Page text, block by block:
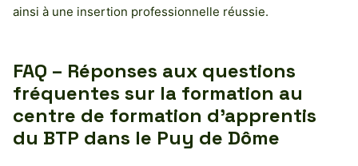
ainsi à une insertion professionnelle réussie.
FAQ – Réponses aux questions
fréquentes sur la formation au
centre de formation d’apprentis
du BTP dans le Puy de Dôme